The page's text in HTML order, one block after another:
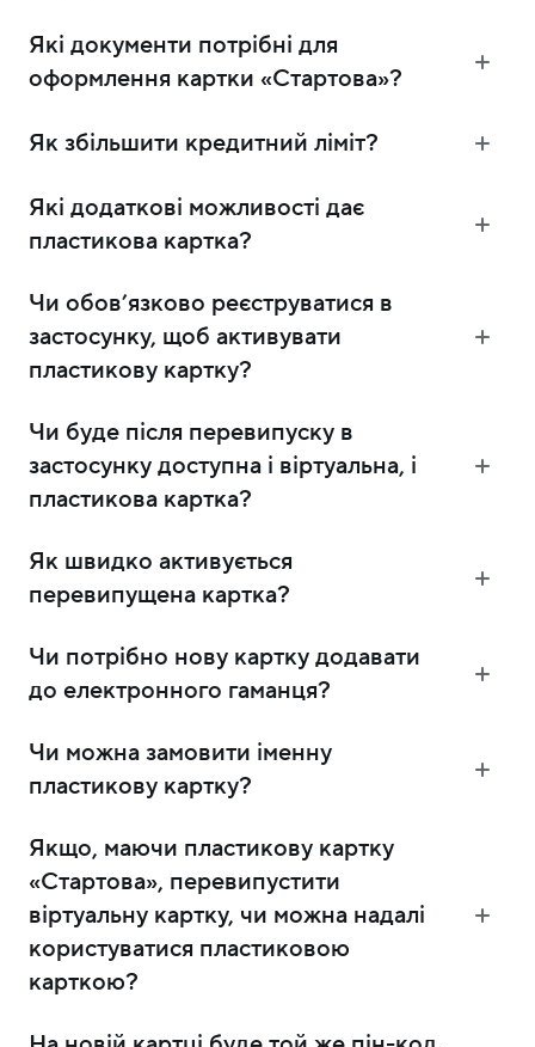
Які документи потрібні для
оформлення картки «Стартова»?
Як збільшити кредитний ліміт?
Які додаткові можливості дає
пластикова картка?
Чи обовʼязково реєструватися в
застосунку, щоб активувати
пластикову картку?
Чи буде після перевипуску в
застосунку доступна і віртуальна, і
пластикова картка?
Як швидко активується
перевипущена картка?
Чи потрібно нову картку додавати
до електронного гаманця?
Чи можна замовити іменну
пластикову картку?
Якщо, маючи пластикову картку
«Стартова», перевипустити
віртуальну картку, чи можна надалі
користуватися пластиковою
карткою?